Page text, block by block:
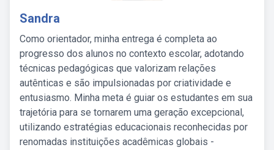
Sandra
Como orientador, minha entrega é completa ao
progresso dos alunos no contexto escolar, adotando
técnicas pedagógicas que valorizam relações
autênticas e são impulsionadas por criatividade e
entusiasmo. Minha meta é guiar os estudantes em sua
trajetória para se tornarem uma geração excepcional,
utilizando estratégias educacionais reconhecidas por
renomadas instituições acadêmicas globais -